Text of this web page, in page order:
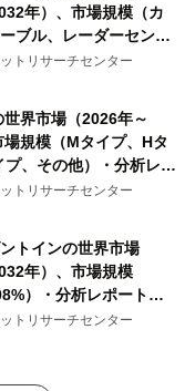
年）、市場規模（カ
ブル、レーダーセンサ
ル、ディスプレイ用同
ンテナ用同軸ケーブ
トリサーチセンター
界市場（2026年～
規模（Mタイプ、Hタ
プ、その他）・分析レポ
トリサーチセンター
トインの世界市場
年）、市場規模
）・分析レポートを
トリサーチセンター